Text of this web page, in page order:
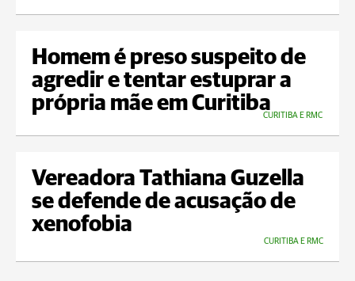
Homem é preso suspeito de
agredir e tentar estuprar a
própria mãe em Curitiba
CURITIBA E RMC
Vereadora Tathiana Guzella
se defende de acusação de
xenofobia
CURITIBA E RMC